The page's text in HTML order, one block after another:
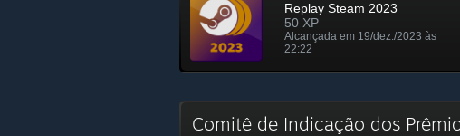
Replay Steam 2023
50 XP
Alcançada em 19/dez./2023 às
22:22
Comitê de Indicação dos